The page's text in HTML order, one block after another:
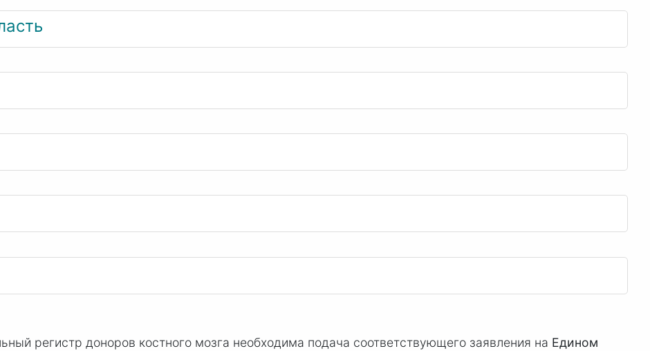
регистр доноров костного мозга необходима подача соответствующего заявления на Едином